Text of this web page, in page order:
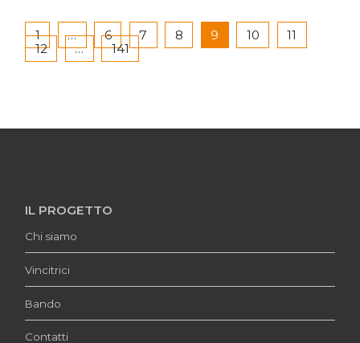
1 … 6 7 8 9 10
11
12
… 141
IL PROGETTO
Chi siamo
Vincitrici
Bando
Contatti